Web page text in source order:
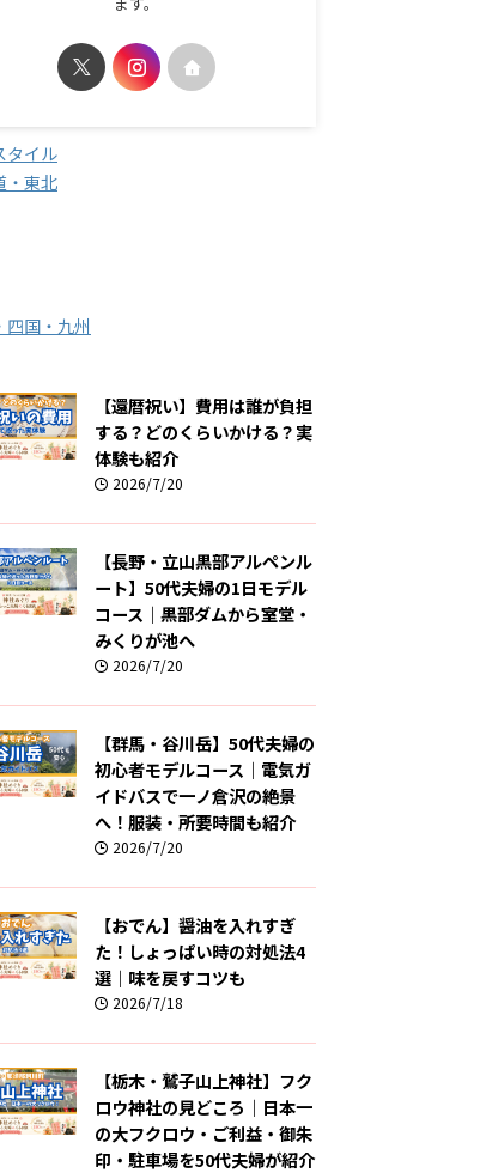
タイル
・東北
四国・九州
【還暦祝い】費用は誰が負担
する？どのくらいかける？実
体験も紹介
2026/7/20
【長野・立山黒部アルペンル
ート】50代夫婦の1日モデル
コース｜黒部ダムから室堂・
みくりが池へ
2026/7/20
【群馬・谷川岳】50代夫婦の
初心者モデルコース｜電気ガ
イドバスで一ノ倉沢の絶景
へ！服装・所要時間も紹介
2026/7/20
【おでん】醤油を入れすぎ
た！しょっぱい時の対処法4
選｜味を戻すコツも
2026/7/18
【栃木・鷲子山上神社】フク
ロウ神社の見どころ｜日本一
の大フクロウ・ご利益・御朱
印・駐車場を50代夫婦が紹介